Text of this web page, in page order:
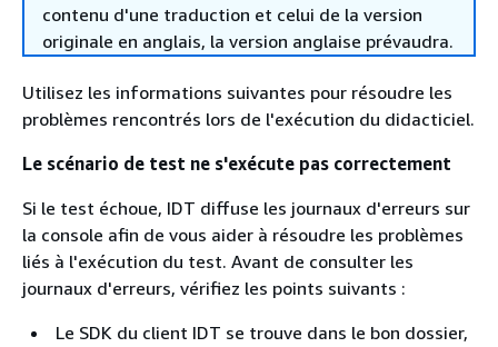
contenu d'une traduction et celui de la version
originale en anglais, la version anglaise prévaudra.
Utilisez les informations suivantes pour résoudre les
problèmes rencontrés lors de l'exécution du didacticiel.
Le scénario de test ne s'exécute pas correctement
Si le test échoue, IDT diffuse les journaux d'erreurs sur
la console afin de vous aider à résoudre les problèmes
liés à l'exécution du test. Avant de consulter les
journaux d'erreurs, vérifiez les points suivants :
Le SDK du client IDT se trouve dans le bon dossier,